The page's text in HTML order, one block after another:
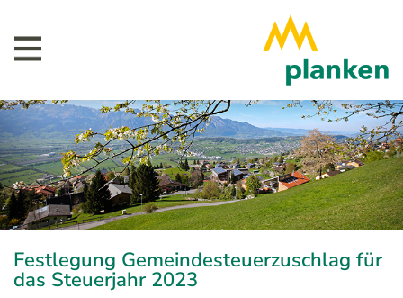
Festlegung Gemeindesteuerzuschlag für
das Steuerjahr 2023